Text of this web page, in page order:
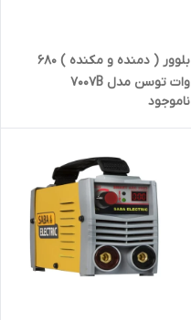
بلوور ( دمنده و مکنده ) 680
وات توسن مدل 7007B
ناموجود